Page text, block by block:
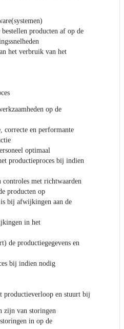
producten af op de
het verbruik van het
op de
correcte en performante
optimaal
productieproces bij indien
met richtwaarden
producten op
bij afwijkingen aan de
in het
de productiegegevens en
bij indien nodig
productieverloop en stuurt bij
zijn van storingen
in op de